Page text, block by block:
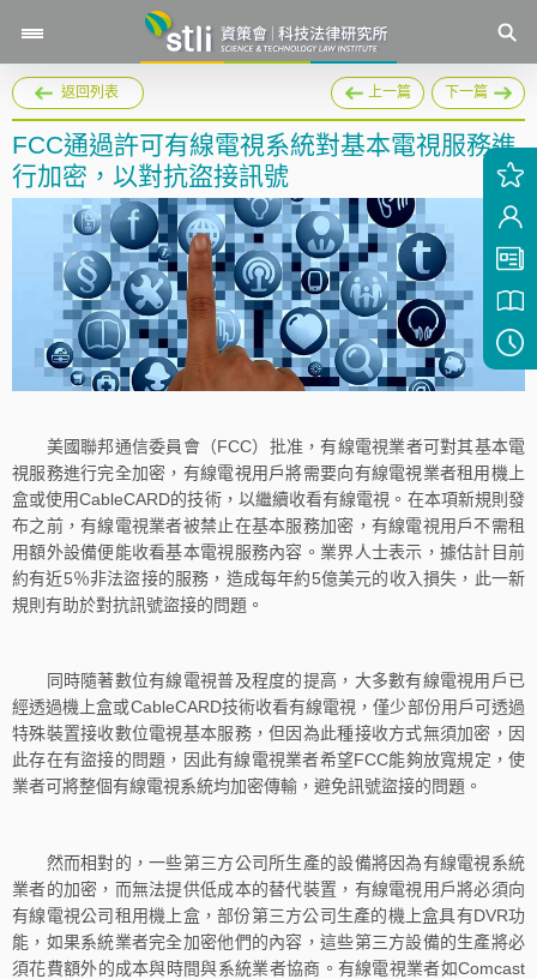
返回列表 上一篇 下一篇
FCC通過許可有線電視系統對基本電視服務進
行加密，以對抗盜接訊號
美國聯邦通信委員會（FCC）批准，有線電視業者可對其基本電
視服務進行完全加密，有線電視用戶將需要向有線電視業者租用機上
盒或使用CableCARD的技術，以繼續收看有線電視。在本項新規則發
布之前，有線電視業者被禁止在基本服務加密，有線電視用戶不需租
用額外設備便能收看基本電視服務內容。業界人士表示，據估計目前
約有近5％非法盜接的服務，造成每年約5億美元的收入損失，此一新
規則有助於對抗訊號盜接的問題。
同時隨著數位有線電視普及程度的提高，大多數有線電視用戶已
經透過機上盒或CableCARD技術收看有線電視，僅少部份用戶可透過
特殊裝置接收數位電視基本服務，但因為此種接收方式無須加密，因
此存在有盜接的問題，因此有線電視業者希望FCC能夠放寬規定，使
業者可將整個有線電視系統均加密傳輸，避免訊號盜接的問題。
然而相對的，一些第三方公司所生產的設備將因為有線電視系統
業者的加密，而無法提供低成本的替代裝置，有線電視用戶將必須向
有線電視公司租用機上盒，部份第三方公司生產的機上盒具有DVR功
能，如果系統業者完全加密他們的內容，這些第三方設備的生產將必
須花費額外的成本與時間與系統業者協商。有線電視業者如Comcast